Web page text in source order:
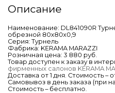
Описание
Наименование: DL841090R
обрезной 80x80x0,9
Серия: Турнель
Фабрика: KERAMA MARAZZI
Розничная цена: 3 880 руб.
Товар доступен к заказу в
фирменных салонов KERAMA
Доставка от 1 дня. Стоимость –
Самовывоз в день заказа (при
Стоимость – бесплатно.